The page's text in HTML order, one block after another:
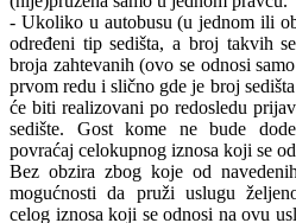
- Ukoliko u autobusu (u jednom ili
određeni tip sedišta, a broj takvih
broja zahtevanih (ovo se odnosi
prvom redu i slično gde je broj
će biti realizovani po redosledu
sedište. Gost kome ne bude
povraćaj celokupnog iznosa koji se
Bez obzira zbog koje od
mogućnosti da pruži uslugu
celog iznosa koji se odnosi na ovu